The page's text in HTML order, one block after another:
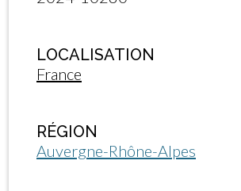
LOCALISATION
France
RÉGION
Auvergne-Rhône-Alpes